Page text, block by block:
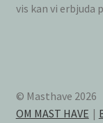
vis kan vi erbjuda
© Masthave 2026
OM MAST HAVE